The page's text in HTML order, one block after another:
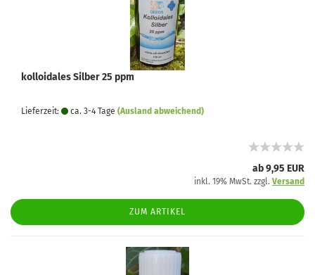
kolloidales Silber 25 ppm
Lieferzeit: ca. 3-4 Tage (Ausland abweichend)
ab 9,95 EUR
inkl. 19% MwSt. zzgl. Versand
ZUM ARTIKEL